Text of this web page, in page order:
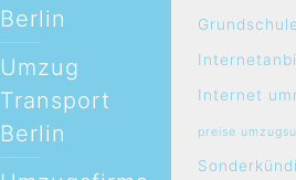
Berlin
Umzug
Transport
Berlin
Internet
preise